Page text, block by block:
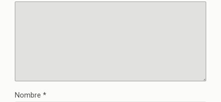
Nombre *